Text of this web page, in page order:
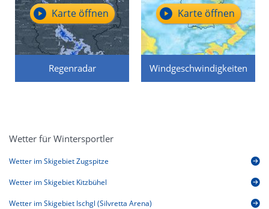
Regenradar
Karte öffnen
Windgeschwindigkeiten
Karte öffnen
Wetter für Wintersportler
Wetter im Skigebiet Zugspitze
Wetter im Skigebiet Kitzbühel
Wetter im Skigebiet Ischgl (Silvretta Arena)